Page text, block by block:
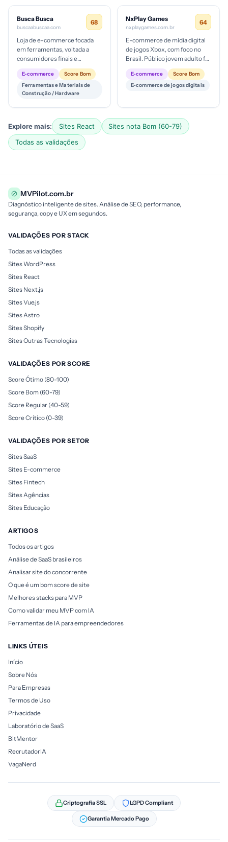
Busca Busca
buscaabuscaa.com
68
Loja de e-commerce focada
em ferramentas, voltada a
consumidores finais e
pequenos profissionais; ticket
médio provável moderado;
estágio...
E-commerce
Score Bom
Ferramentas e Materiais de
Construção / Hardware
NxPlay Games
nxplaygames.com.br
64
E-commerce de mídia digital
de jogos Xbox, com foco no
Brasil. Público jovem adulto fã
de consoles, com ticket médio
baixo a intermediári...
E-commerce
Score Bom
E-commerce de jogos digitais
Explore mais: Sites React
Sites nota Bom (60-79)
Todas as validações
MVPilot.com.br
Diagnóstico inteligente de sites. Análise de SEO, performance,
segurança, copy e UX em segundos.
VALIDAÇÕES POR STACK
Todas as validações
Sites WordPress
Sites React
Sites Next.js
Sites Vue.js
Sites Astro
Sites Shopify
Sites Outras Tecnologias
VALIDAÇÕES POR SCORE
Score Ótimo (80-100)
Score Bom (60-79)
Score Regular (40-59)
Score Crítico (0-39)
VALIDAÇÕES POR SETOR
Sites SaaS
Sites E-commerce
Sites Fintech
Sites Agências
Sites Educação
ARTIGOS
Todos os artigos
Análise de SaaS brasileiros
Analisar site do concorrente
O que é um bom score de site
Melhores stacks para MVP
Como validar meu MVP com IA
Ferramentas de IA para empreendedores
LINKS ÚTEIS
Início
Sobre Nós
Para Empresas
Termos de Uso
Privacidade
Laboratório de SaaS
BitMentor
RecrutadorIA
VagaNerd
Criptografia SSL LGPD Compliant
Garantia Mercado Pago